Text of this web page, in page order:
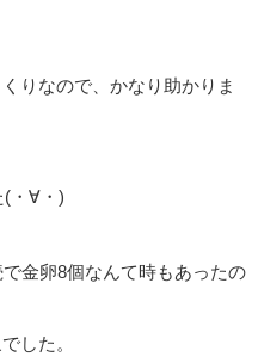
りなので、かなり助かりま
(・∀・)
金卵8個なんて時もあったの
した。